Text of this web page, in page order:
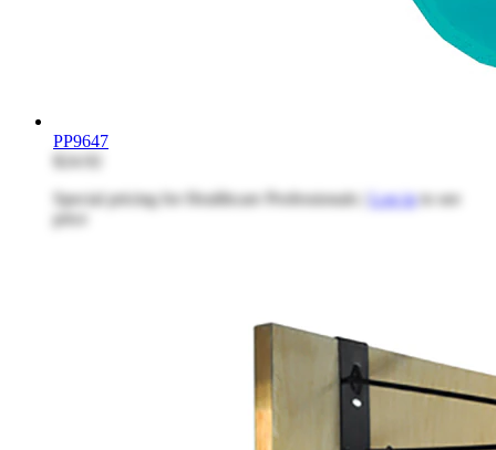
PP9647
$24.92
Special pricing for Healthcare Professionals | Log into see
price